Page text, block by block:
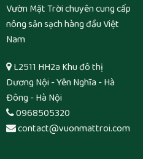
Vườn Mặt Trời chuyên cung cấp
nông sản sạch hàng đầu Việt
Nam
L2511 HH2a Khu đô thị
Dương Nội - Yên Nghĩa - Hà
Đông - Hà Nội
0968505320
contact@vuonmattroi.com